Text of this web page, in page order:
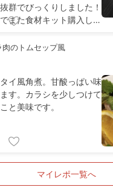
群でびっくりしました！
また食材キット購入して
肉のトムセップ風
イ風角煮。甘酸っぱい味
す。カラシを少しつけて
と美味です。
マイレポ一覧へ